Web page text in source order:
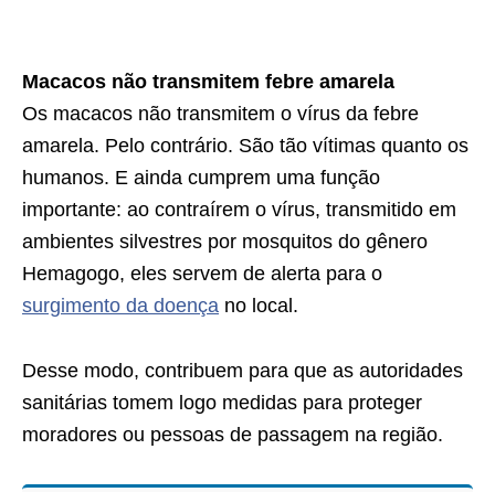
Macacos não transmitem febre amarela
Os macacos não transmitem o vírus da febre
amarela. Pelo contrário. São tão vítimas quanto os
humanos. E ainda cumprem uma função
importante: ao contraírem o vírus, transmitido em
ambientes silvestres por mosquitos do gênero
Hemagogo, eles servem de alerta para o
surgimento da doença no local.
Desse modo, contribuem para que as autoridades
sanitárias tomem logo medidas para proteger
moradores ou pessoas de passagem na região.